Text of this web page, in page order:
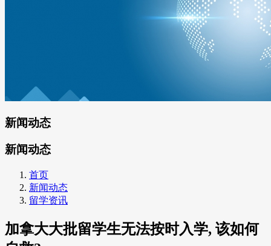
新闻动态
新闻动态
首页
新闻动态
留学资讯
加拿大大批留学生无法按时入学, 该如何